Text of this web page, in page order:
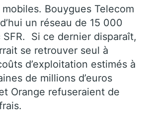
Bouygues Telecom
un réseau de 15 000
Si ce dernier disparaît,
se retrouver seul à
d’exploitation estimés à
de millions d’euros
Orange refuseraient de